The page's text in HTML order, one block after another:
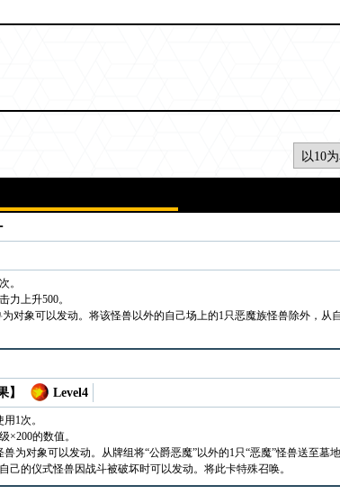
。
上升500。
对象可以发动。将该怪兽以外的自己场上的1只恶魔族怪兽除外，从
】 Level4
1次。
的数值。
为对象可以发动。从牌组将“公爵恶魔”以外的1只“恶魔”怪兽送至墓
的仪式怪兽因战斗被破坏时可以发动。将此卡特殊召唤。